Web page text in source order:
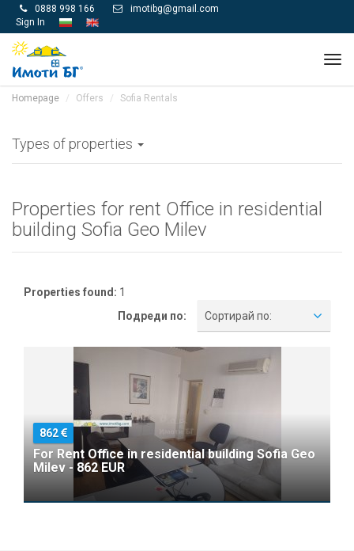
 0888 998 166 
imotibg@gmail.com
Sign In
Homepage Offers Sofia Rentals
Types of properties
Properties for rent Office in residential
building Sofia Geo Milev
Properties found: 1
Подреди по:
Сортирай по:
862
For Rent Office in residential building Sofia Geo
Milev - 862 EUR